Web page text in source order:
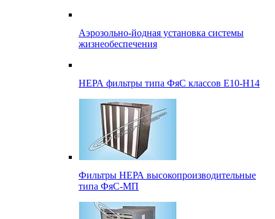
Аэрозольно-йодная установка системы
жизнеобеспечения
НЕРА фильтры типа ФяС классов Е10-Н14
Фильтры НЕРА высокопроизводительные
типа ФяС-МП